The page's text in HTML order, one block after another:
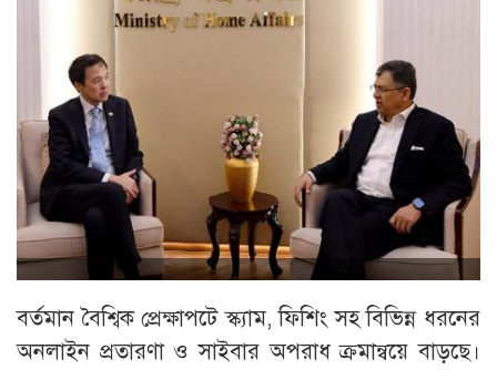
বর্তমান বৈশ্বিক প্রেক্ষাপটে স্ক্যাম, ফিশিং সহ বিভিন্ন ধরনের
অনলাইন প্রতারণা ও সাইবার অপরাধ ক্রমান্বয়ে বাড়ছে।